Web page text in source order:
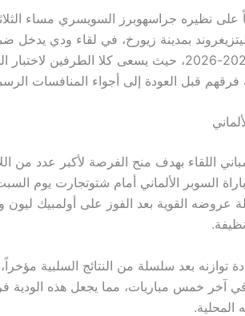
ملعب ليتزيغروند بمدينة زيورخ، في لقاء ودي
الفريقين لانطلاق الموسم الكروي 2025-2026، حيث يسعى كلا
فرقهم قبل العودة إلى أجواء المنافسات
اللقاء بهدف منح الفرصة لأكبر عدد من
السوبر الألماني أمام شتوتجارت يوم
عروضه القوية بعد الفوز على أولمبيك ليون
بعد سلسلة من النتائج السلبية
آخر خمس مباريات، مما يجعل هذه الودية
المحلية.